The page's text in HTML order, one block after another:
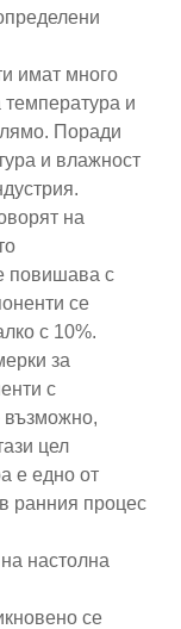
имат много
температура и
Поради
и влажност
на
повишава с
се
с 10%.
за
с
възможно,
цел
е едно от
ранния процес
настолна
се